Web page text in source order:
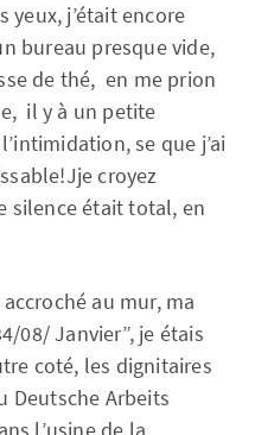
yeux, j’était encore
bureau presque vide,
de thé, en me prion
il y à un petite
se que j’ai
croyez
silence était total, en
au mur, ma
08/ Janvier”, je étais
coté, les dignitaires
Deutsche Arbeits